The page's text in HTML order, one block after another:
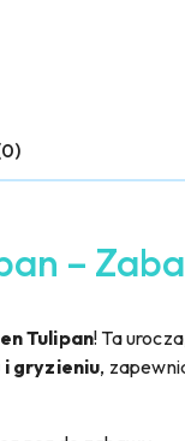
–
Tulipan! Ta
gryzieniu,